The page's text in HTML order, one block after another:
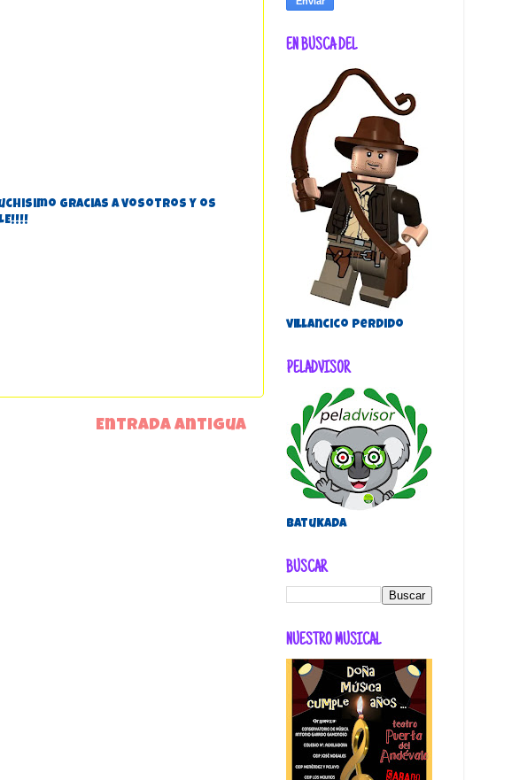
gracias a vosotros y os
Entrada antigua
EN BUSCA DEL
villancico perdido
PELADVISOR
Batukada
BUSCAR
NUESTRO MUSICAL